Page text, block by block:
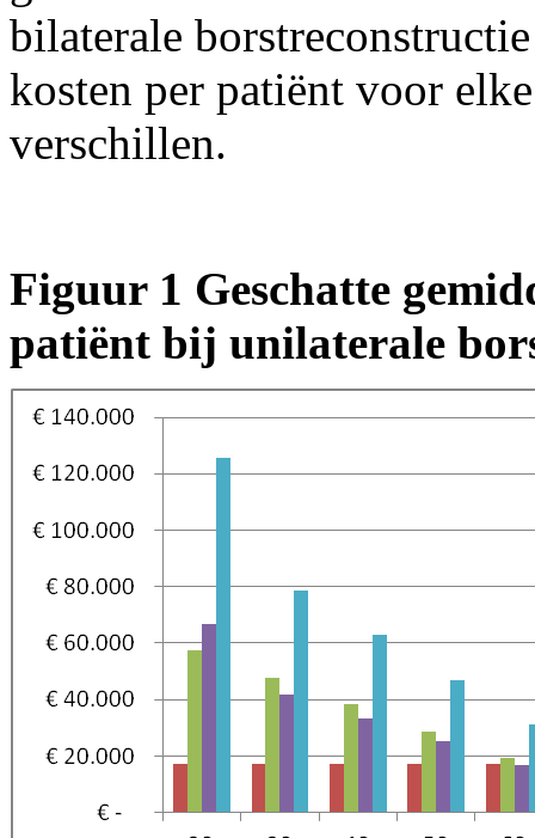
bilaterale
kosten per patiënt voor
verschillen.
Figuur 1 Geschatte
patiënt bij unilaterale